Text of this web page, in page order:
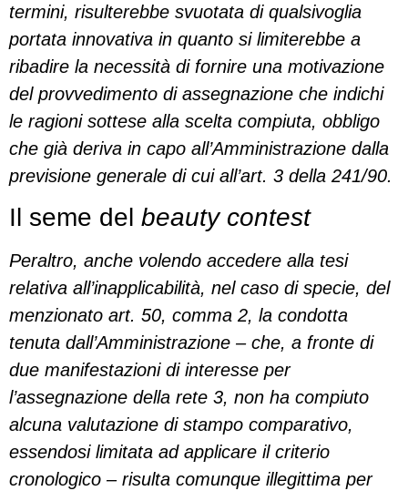
termini, risulterebbe svuotata di qualsivoglia
portata innovativa in quanto si limiterebbe a
ribadire la necessità di fornire una motivazione
del provvedimento di assegnazione che indichi
le ragioni sottese alla scelta compiuta, obbligo
che già deriva in capo all’Amministrazione dalla
previsione generale di cui all’art. 3 della 241/90.
Il seme del beauty contest
Peraltro, anche volendo accedere alla tesi
relativa all’inapplicabilità, nel caso di specie, del
menzionato art. 50, comma 2, la condotta
tenuta dall’Amministrazione – che, a fronte di
due manifestazioni di interesse per
l’assegnazione della rete 3, non ha compiuto
alcuna valutazione di stampo comparativo,
essendosi limitata ad applicare il criterio
cronologico – risulta comunque illegittima per